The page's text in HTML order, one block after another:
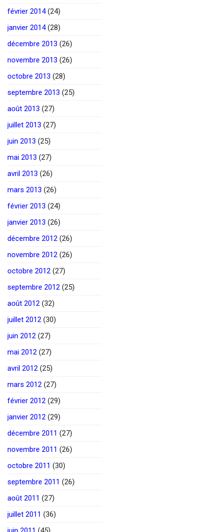
février 2014(24)
janvier 2014(28)
décembre 2013 (26)
novembre 2013 (26)
octobre 2013 (28)
septembre 2013 (25)
août 2013 (27)
juillet 2013 (27)
juin 2013 (25)
mai 2013 (27)
avril 2013 (26)
mars 2013 (26)
février 2013 (24)
janvier 2013 (26)
décembre 2012 (26)
novembre 2012 (26)
octobre 2012 (27)
septembre 2012 (25)
août 2012 (32)
juillet 2012 (30)
juin 2012 (27)
mai 2012 (27)
avril 2012 (25)
mars 2012 (27)
février 2012 (29)
janvier 2012 (29)
décembre 2011 (27)
novembre 2011 (26)
octobre 2011 (30)
septembre 2011 (26)
août 2011 (27)
juillet 2011 (36)